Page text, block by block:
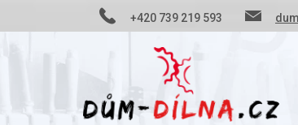
+420 739 219 593